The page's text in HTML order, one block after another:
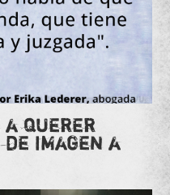
a querer
imagen a